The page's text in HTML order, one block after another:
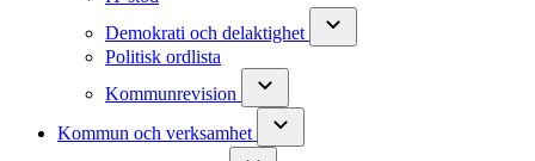
Demokrati och delaktighet
Politisk ordlista
Kommunrevision
Kommun och verksamhet